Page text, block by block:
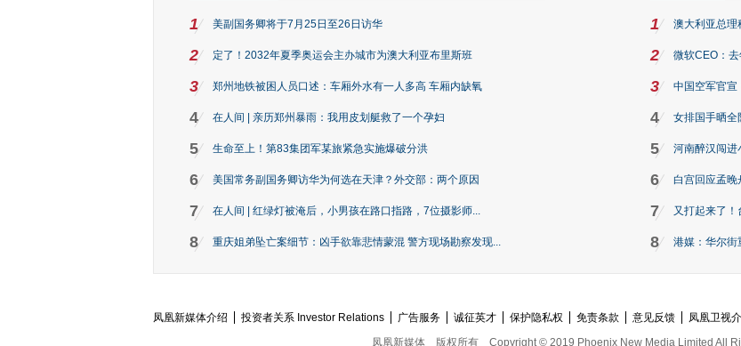
1 美副国务卿将于7月25日至26日访华
2 定了！2032年夏季奥运会主办城市为澳大利亚布里斯班
3 郑州地铁被困人员口述：车厢外水有一人多高 车厢内缺氧
4 在人间 | 亲历郑州暴雨：我用皮划艇救了一个孕妇
5 生命至上！第83集团军某旅紧急实施爆破分洪
6 美国常务副国务卿访华为何选在天津？外交部：两个原因
7 在人间 | 红绿灯被淹后，小男孩在路口指路，7位摄影师...
8 重庆姐弟坠亡案细节：凶手欲靠悲情蒙混 警方现场勘察发现...
1 澳大利亚总理
2 微软CEO：
3 中国空军官宣
4 女排国手晒全
5 河南醉汉闯进
6 白宫回应孟晚
7 又打起来了！
8 港媒：华尔街
凤凰新媒体介绍 投资者关系 Investor Relations 广告服务 诚征英才 保护隐私权 免责条款 意见反馈 凤凰卫视
凤凰新媒体
版权所有 Copyright © 2019 Phoenix New Media Limited All